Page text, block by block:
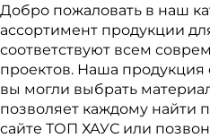
Добро пожаловать в наш
ассортимент продукции
соответствуют всем
проектов. Наша продукция
вы могли выбрать
позволяет каждому найти
сайте ТОП ХАУС или